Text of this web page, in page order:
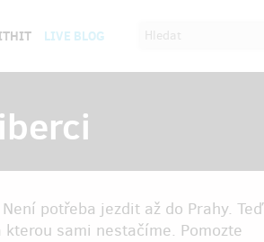
LIVE BLOG
potřeba jezdit až do Prahy. Teď
sami nestačíme. Pomozte